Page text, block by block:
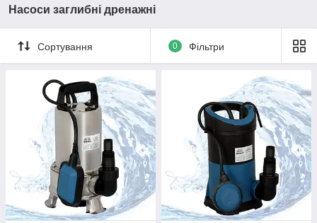
Насоси заглибні дренажні
Сортування 0 Фільтри